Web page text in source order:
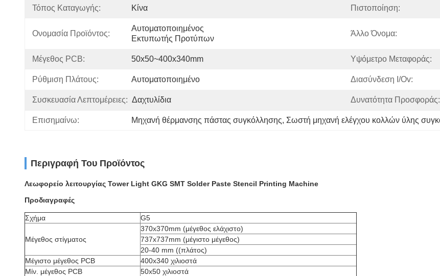
Τόπος Καταγωγής: Κίνα Πιστοποίηση:
Ονομασία Προϊόντος:
Αυτοματοποιημένος
Εκτυπωτής Προτύπων
Άλλο Όνομα:
Μέγεθος PCB: 50x50~400x340mm Υψόμετρο Μεταφοράς:
Ρύθμιση Πλάτους: Αυτοματοποιημένο Διασύνδεση I/Ov:
Συσκευασία Λεπτομέρειες: Δαχτυλίδια Δυνατότητα Προσφοράς:
Επισημαίνω: Μηχανή θέρμανσης πάστας συγκόλλησης, Σωστή μηχανή ελέγχου κολλών ύλης
Περιγραφή Του Προϊόντος
Λεωφορείο λειτουργίας Tower Light GKG SMT Solder Paste Stencil Printing Machine
Προδιαγραφές
Σχήμα G5
Μέγεθος στίγματος
370x370mm (μέγεθος ελάχιστο)
737x737mm (μέγιστο μέγεθος)
20-40 mm ((πλάτος)
Μέγιστο μέγεθος PCB
400x340 χιλιοστά
Μίν. μέγεθος PCB
50x50 χιλιοστά